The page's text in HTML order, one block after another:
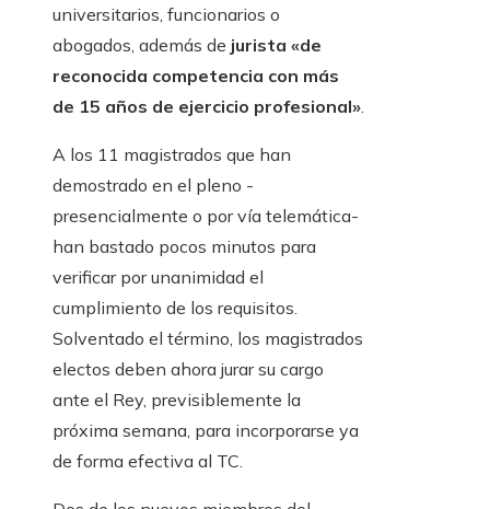
universitarios, funcionarios o
abogados, además de jurista «de
reconocida competencia con más
de 15 años de ejercicio profesional».
A los 11 magistrados que han
demostrado en el pleno -
presencialmente o por vía telemática-
han bastado pocos minutos para
verificar por unanimidad el
cumplimiento de los requisitos.
Solventado el término, los magistrados
electos deben ahora jurar su cargo
ante el Rey, previsiblemente la
próxima semana, para incorporarse ya
de forma efectiva al TC.